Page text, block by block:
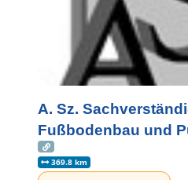
A. Sz.
Fußbodenbau und
369.8 km